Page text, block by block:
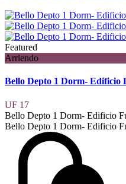
Featured
Arriendo
Bello Depto 1 Dorm- Edificio
UF 17
Bello Depto 1 Dorm- Edificio
Bello Depto 1 Dorm- Edificio